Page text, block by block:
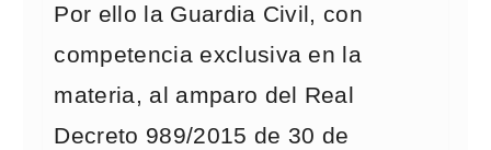
Por ello la Guardia Civil, con
competencia exclusiva en la
materia, al amparo del Real
Decreto 989/2015 de 30 de